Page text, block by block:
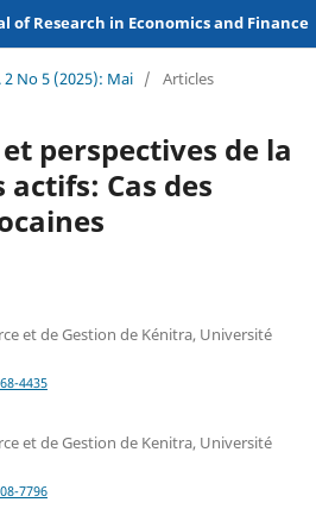
Research in Economics and Finance
2 No 5 (2025): Mai / Articles
perspectives de la
Cas des
et de Gestion de Kénitra, Université
4435
et de Gestion de Kenitra, Université
7796